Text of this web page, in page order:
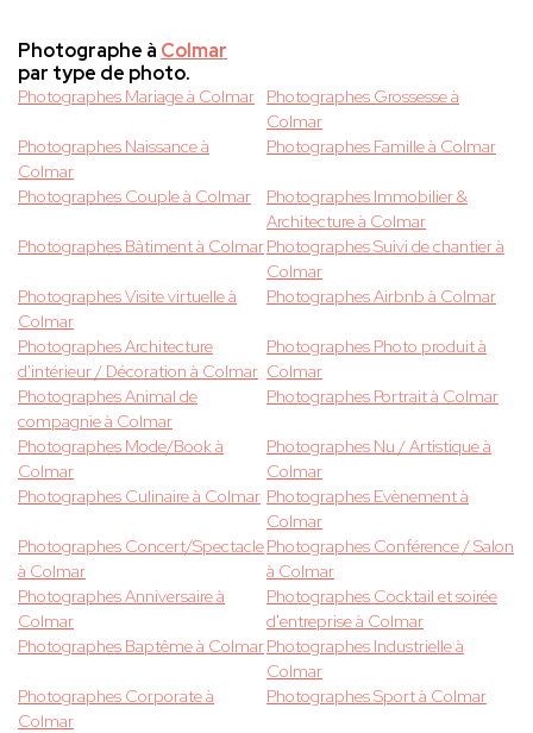
Photographe à Colmar
par type de photo.
Photographes Mariage à Colmar
Photographes Grossesse à
Colmar
Photographes Naissance à
Colmar
Photographes Famille à Colmar
Photographes Couple à Colmar
Photographes Immobilier &
Architecture à Colmar
Photographes Bâtiment à ColmarPhotographes Suivi de chantier à
Colmar
Photographes Visite virtuelle à
Colmar
Photographes Airbnb à Colmar
Photographes Architecture
d'intérieur / Décoration à Colmar
Photographes Photo produit à
Colmar
Photographes Animal de
compagnie à Colmar
Photographes Portrait à Colmar
Photographes Mode/Book à
Colmar
Photographes Nu / Artistique à
Colmar
Photographes Culinaire à Colmar Photographes Evènement à
Colmar
Photographes Concert/Spectacle
à Colmar
Photographes Conférence / Salon
à Colmar
Photographes Anniversaire à
Colmar
Photographes Cocktail et soirée
d'entreprise à Colmar
Photographes Baptême à ColmarPhotographes Industrielle à
Colmar
Photographes Corporate à
Colmar
Photographes Sport à Colmar